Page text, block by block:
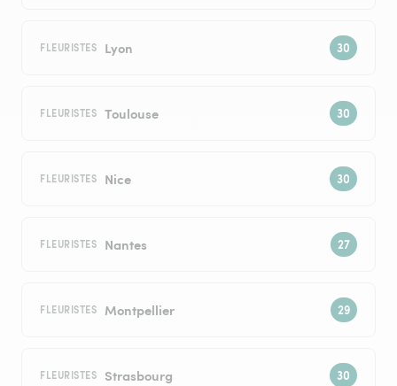
FLEURISTES Lyon
FLEURISTES Toulouse
FLEURISTES Nice
FLEURISTES Nantes
FLEURISTES Montpellier
FLEURISTES Strasbourg